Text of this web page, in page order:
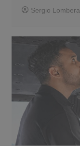
Sergio Lombera